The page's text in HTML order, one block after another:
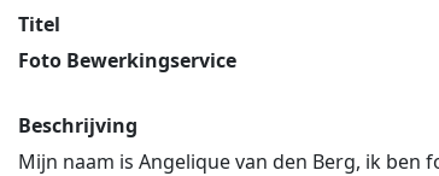
Titel
Foto Bewerkingservice
Beschrijving
Mijn naam is Angelique van den Berg, ik